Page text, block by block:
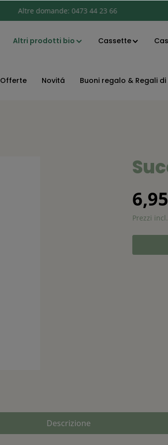
Altre domande: 0473 44 23 66
Cassette
Offerte Novitá Buoni regalo & Regali
Prezzi
Descrizione